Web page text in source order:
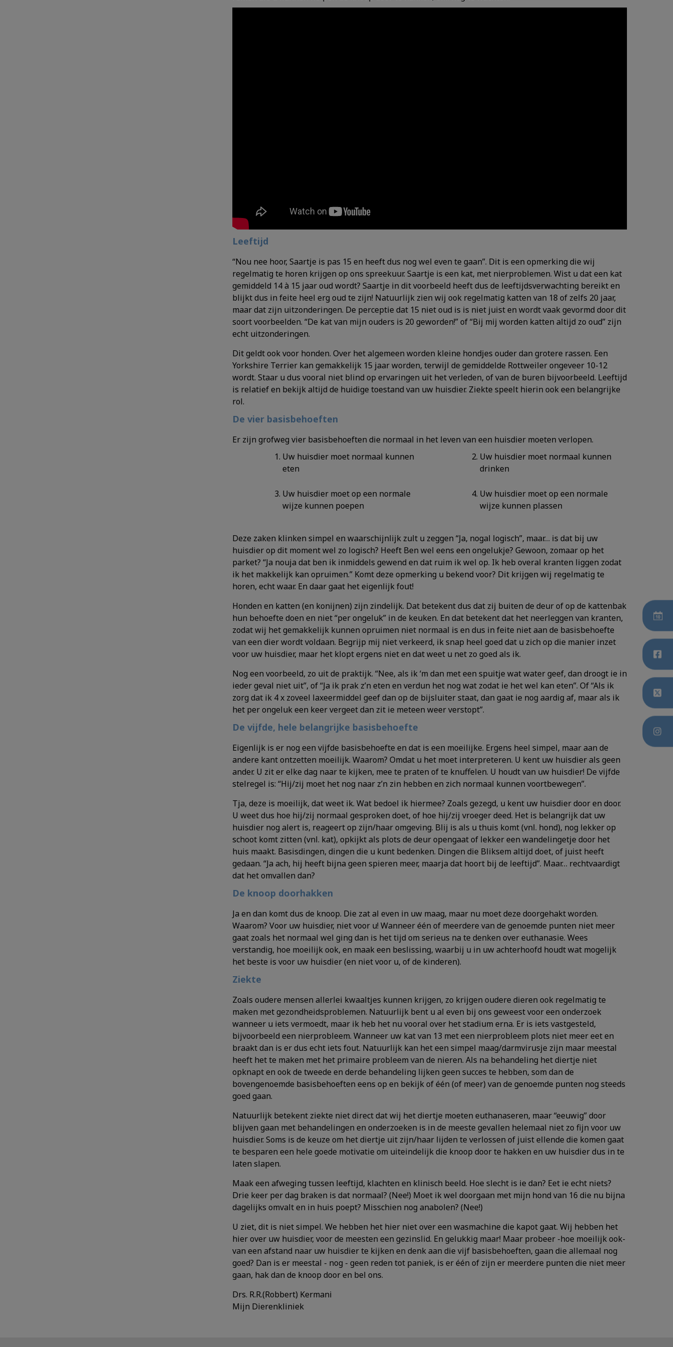
Leeftijd
“Nou nee hoor, Saartje is pas 15 en heeft dus nog wel even te gaan”. Dit is een opmerking die wij
regelmatig te horen krijgen op ons spreekuur. Saartje is een kat, met nierproblemen. Wist u dat een kat
gemiddeld 14 à 15 jaar oud wordt? Saartje in dit voorbeeld heeft dus de leeftijdsverwachting bereikt en
blijkt dus in feite heel erg oud te zijn! Natuurlijk zien wij ook regelmatig katten van 18 of zelfs 20 jaar,
maar dat zijn uitzonderingen. De perceptie dat 15 niet oud is is niet juist en wordt vaak gevormd door dit
soort voorbeelden. “De kat van mijn ouders is 20 geworden!” of “Bij mij worden katten altijd zo oud” zijn
echt uitzonderingen.
Dit geldt ook voor honden. Over het algemeen worden kleine hondjes ouder dan grotere rassen. Een
Yorkshire Terrier kan gemakkelijk 15 jaar worden, terwijl de gemiddelde Rottweiler ongeveer 10-12
wordt. Staar u dus vooral niet blind op ervaringen uit het verleden, of van de buren bijvoorbeeld. Leeftijd
is relatief en bekijk altijd de huidige toestand van uw huisdier. Ziekte speelt hierin ook een belangrijke
rol.
De vier basisbehoeften
Er zijn grofweg vier basisbehoeften die normaal in het leven van een huisdier moeten verlopen.
Uw huisdier moet normaal kunnen
eten
Uw huisdier moet normaal kunnen
drinken
Uw huisdier moet op een normale
wijze kunnen poepen
Uw huisdier moet op een normale
wijze kunnen plassen
Deze zaken klinken simpel en waarschijnlijk zult u zeggen “Ja, nogal logisch”, maar… is dat bij uw
huisdier op dit moment wel zo logisch? Heeft Ben wel eens een ongelukje? Gewoon, zomaar op het
parket? “Ja nouja dat ben ik inmiddels gewend en dat ruim ik wel op. Ik heb overal kranten liggen zodat
ik het makkelijk kan opruimen.” Komt deze opmerking u bekend voor? Dit krijgen wij regelmatig te
horen, echt waar. En daar gaat het eigenlijk fout!
Honden en katten (en konijnen) zijn zindelijk. Dat betekent dus dat zij buiten de deur of op de kattenbak
hun behoefte doen en niet “per ongeluk” in de keuken. En dat betekent dat het neerleggen van kranten,
zodat wij het gemakkelijk kunnen opruimen niet normaal is en dus in feite niet aan de basisbehoefte
van een dier wordt voldaan. Begrijp mij niet verkeerd, ik snap heel goed dat u zich op die manier inzet
voor uw huisdier, maar het klopt ergens niet en dat weet u net zo goed als ik.
Nog een voorbeeld, zo uit de praktijk. “Nee, als ik ‘m dan met een spuitje wat water geef, dan droogt ie in
ieder geval niet uit”, of “Ja ik prak z’n eten en verdun het nog wat zodat ie het wel kan eten”. Of “Als ik
zorg dat ik 4 x zoveel laxeermiddel geef dan op de bijsluiter staat, dan gaat ie nog aardig af, maar als ik
het per ongeluk een keer vergeet dan zit ie meteen weer verstopt”.
De vijfde, hele belangrijke basisbehoefte
Eigenlijk is er nog een vijfde basisbehoefte en dat is een moeilijke. Ergens heel simpel, maar aan de
andere kant ontzetten moeilijk. Waarom? Omdat u het moet interpreteren. U kent uw huisdier als geen
ander. U zit er elke dag naar te kijken, mee te praten of te knuffelen. U houdt van uw huisdier! De vijfde
stelregel is: “Hij/zij moet het nog naar z’n zin hebben en zich normaal kunnen voortbewegen”.
Tja, deze is moeilijk, dat weet ik. Wat bedoel ik hiermee? Zoals gezegd, u kent uw huisdier door en door.
U weet dus hoe hij/zij normaal gesproken doet, of hoe hij/zij vroeger deed. Het is belangrijk dat uw
huisdier nog alert is, reageert op zijn/haar omgeving. Blij is als u thuis komt (vnl. hond), nog lekker op
schoot komt zitten (vnl. kat), opkijkt als plots de deur opengaat of lekker een wandelingetje door het
huis maakt. Basisdingen, dingen die u kunt bedenken. Dingen die Bliksem altijd doet, of juist heeft
gedaan. “Ja ach, hij heeft bijna geen spieren meer, maarja dat hoort bij de leeftijd”. Maar… rechtvaardigt
dat het omvallen dan?
De knoop doorhakken
Ja en dan komt dus de knoop. Die zat al even in uw maag, maar nu moet deze doorgehakt worden.
Waarom? Voor uw huisdier, niet voor u! Wanneer één of meerdere van de genoemde punten niet meer
gaat zoals het normaal wel ging dan is het tijd om serieus na te denken over euthanasie. Wees
verstandig, hoe moeilijk ook, en maak een beslissing, waarbij u in uw achterhoofd houdt wat mogelijk
het beste is voor uw huisdier (en niet voor u, of de kinderen).
Ziekte
Zoals oudere mensen allerlei kwaaltjes kunnen krijgen, zo krijgen oudere dieren ook regelmatig te
maken met gezondheidsproblemen. Natuurlijk bent u al even bij ons geweest voor een onderzoek
wanneer u iets vermoedt, maar ik heb het nu vooral over het stadium erna. Er is iets vastgesteld,
bijvoorbeeld een nierprobleem. Wanneer uw kat van 13 met een nierprobleem plots niet meer eet en
braakt dan is er dus echt iets fout. Natuurlijk kan het een simpel maag/darmvirusje zijn maar meestal
heeft het te maken met het primaire probleem van de nieren. Als na behandeling het diertje niet
opknapt en ook de tweede en derde behandeling lijken geen succes te hebben, som dan de
bovengenoemde basisbehoeften eens op en bekijk of één (of meer) van de genoemde punten nog steeds
goed gaan.
Natuurlijk betekent ziekte niet direct dat wij het diertje moeten euthanaseren, maar “eeuwig” door
blijven gaan met behandelingen en onderzoeken is in de meeste gevallen helemaal niet zo fijn voor uw
huisdier. Soms is de keuze om het diertje uit zijn/haar lijden te verlossen of juist ellende die komen gaat
te besparen een hele goede motivatie om uiteindelijk die knoop door te hakken en uw huisdier dus in te
laten slapen.
Maak een afweging tussen leeftijd, klachten en klinisch beeld. Hoe slecht is ie dan? Eet ie echt niets?
Drie keer per dag braken is dat normaal? (Nee!) Moet ik wel doorgaan met mijn hond van 16 die nu bijna
dagelijks omvalt en in huis poept? Misschien nog anabolen? (Nee!)
U ziet, dit is niet simpel. We hebben het hier niet over een wasmachine die kapot gaat. Wij hebben het
hier over uw huisdier, voor de meesten een gezinslid. En gelukkig maar! Maar probeer -hoe moeilijk ook-
van een afstand naar uw huisdier te kijken en denk aan die vijf basisbehoeften, gaan die allemaal nog
goed? Dan is er meestal - nog - geen reden tot paniek, is er één of zijn er meerdere punten die niet meer
gaan, hak dan de knoop door en bel ons.
Drs. R.R.(Robbert) Kermani
Mijn Dierenkliniek